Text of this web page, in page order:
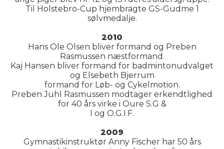
Til Holstebro-Cup hjembragte GS-Gudme 1
sølvmedalje.
2010
Hans Ole Olsen bliver formand og Preben
Rasmussen næstformand.
Kaj Hansen bliver formand for badmintonudvalget
og Elsebeth Bjerrum
formand for Løb- og Cykelmotion.
Preben Juhl Rasmussen modtager erkendtlighed
for 40 års virke i Oure S.G &
I og O.G.I.F.
2009
Gymnastikinstruktør Anny Fischer har 50 års